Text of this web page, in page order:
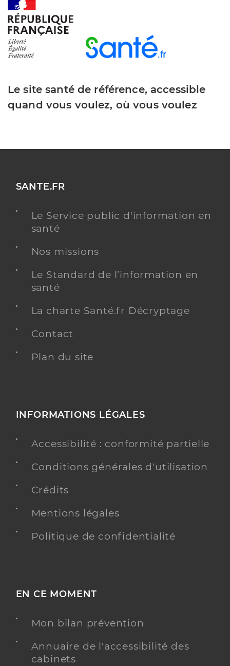
Le site santé de référence, accessible
quand vous voulez, où vous voulez
SANTE.FR
Le Service public d'information en
santé
Nos missions
Le Standard de l’information en
santé
La charte Santé.fr Décryptage
Contact
Plan du site
INFORMATIONS LÉGALES
Accessibilité : conformité partielle
Conditions générales d'utilisation
Crédits
Mentions légales
Politique de confidentialité
EN CE MOMENT
Mon bilan prévention
Annuaire de l'accessibilité des
cabinets